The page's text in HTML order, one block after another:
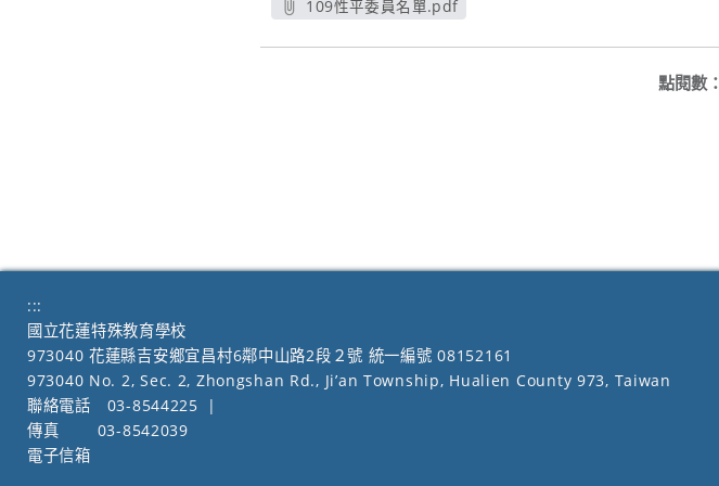
109性平委員名單.pdf
點閱數：
:::
國立花蓮特殊教育學校
973040 花蓮縣吉安鄉宜昌村6鄰中山路2段２號 統一編號 08152161
973040 No. 2, Sec. 2, Zhongshan Rd., Ji’an Township, Hualien County 973, Taiwan
聯絡電話
03-8544225
|
傳真
03-8542039
電子信箱